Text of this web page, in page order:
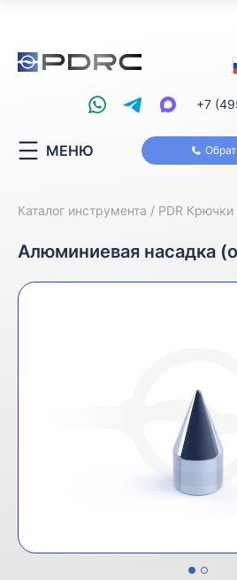
+7
МЕНЮ
Каталог инструмента PDR Крючки
Алюминиевая насадка